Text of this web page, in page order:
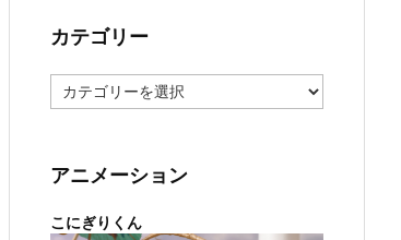
カテゴリー
テ
ー
アニメーション
こにぎりくん